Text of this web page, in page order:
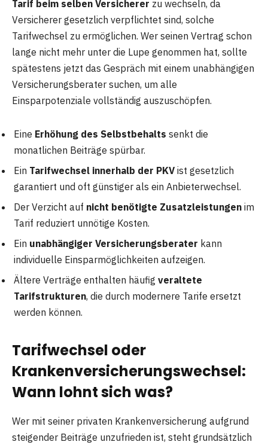
Tarif beim selben Versicherer zu wechseln, da
Versicherer gesetzlich verpflichtet sind, solche
Tarifwechsel zu ermöglichen. Wer seinen Vertrag schon
lange nicht mehr unter die Lupe genommen hat, sollte
spätestens jetzt das Gespräch mit einem unabhängigen
Versicherungsberater suchen, um alle
Einsparpotenziale vollständig auszuschöpfen.
Eine Erhöhung des Selbstbehalts senkt die
monatlichen Beiträge spürbar.
Ein Tarifwechsel innerhalb der PKV ist gesetzlich
garantiert und oft günstiger als ein Anbieterwechsel.
Der Verzicht auf nicht benötigte Zusatzleistungen im
Tarif reduziert unnötige Kosten.
Ein unabhängiger Versicherungsberater kann
individuelle Einsparmöglichkeiten aufzeigen.
Ältere Verträge enthalten häufig veraltete
Tarifstrukturen, die durch modernere Tarife ersetzt
werden können.
Tarifwechsel oder
Krankenversicherungswechsel:
Wann lohnt sich was?
Wer mit seiner privaten Krankenversicherung aufgrund
steigender Beiträge unzufrieden ist, steht grundsätzlich